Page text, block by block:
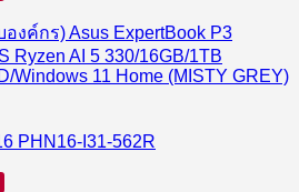
งค์กร) Asus ExpertBook P3
Ryzen AI 5 330/16GB/1TB
Windows 11 Home (MISTY GREY)